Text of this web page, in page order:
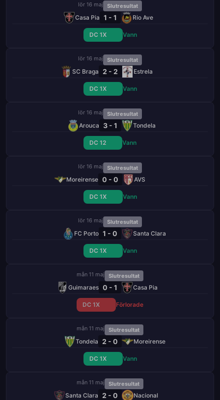
lör 16 maj Slutresultat
Casa Pia 1 - 1 Rio Ave
DC 1X Vann
lör 16 maj Slutresultat
SC Braga 2 - 2 Estrela
DC 1X Vann
lör 16 maj Slutresultat
Arouca 3 - 1 Tondela
DC 12 Vann
lör 16 maj Slutresultat
Moreirense 0 - 0 AVS
DC 1X Vann
lör 16 maj Slutresultat
FC Porto 1 - 0 Santa Clara
DC 1X Vann
mån 11 maj Slutresultat
Guimaraes 0 - 1 Casa Pia
DC 1X Förlorade
mån 11 maj Slutresultat
Tondela 2 - 0 Moreirense
DC 1X Vann
mån 11 maj Slutresultat
Santa Clara 2 - 0 Nacional